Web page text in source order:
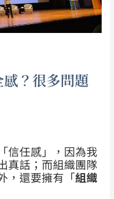
？很多問題
信任感」，因為我
真話；而組織團隊
，還要擁有「組織